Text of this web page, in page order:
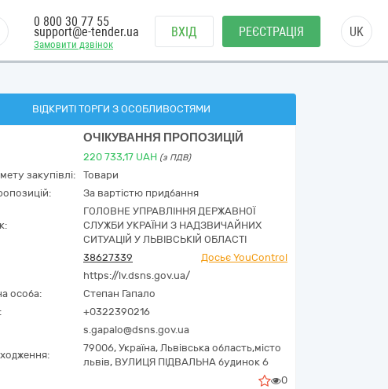
Замовити дзвінок
0 800 30 77 55
support@e-tender.ua ВХІД РЕЄСТРАЦІЯ UK
ВІДКРИТІ ТОРГИ З ОСОБЛИВОСТЯМИ
ОЧІКУВАННЯ ПРОПОЗИЦІЙ
220 733,17 UAH (з ПДВ)
закупівлі:
Товари
За вартістю придбання
ГОЛОВНЕ УПРАВЛІННЯ ДЕРЖАВНОЇ
СЛУЖБИ УКРАЇНИ З НАДЗВИЧАЙНИХ
СИТУАЦІЙ У ЛЬВІВСЬКІЙ ОБЛАСТІ
38627339
Досьє YouControl
https://lv.dsns.gov.ua/
особа:
Степан Гапало
+0322390216
s.gapalo@dsns.gov.ua
79006, Україна, Львівська область,місто
львів, ВУЛИЦЯ ПІДВАЛЬНА будинок 6
0